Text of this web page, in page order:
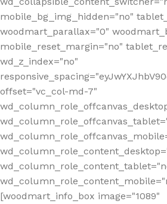
mobile_bg_img_hidden="no"
woodmart_parallax="0"
mobile_reset_margin="no"
wd_z_index="no"
offset="vc_col-md-7"
[woodmart_info_box image="1089"